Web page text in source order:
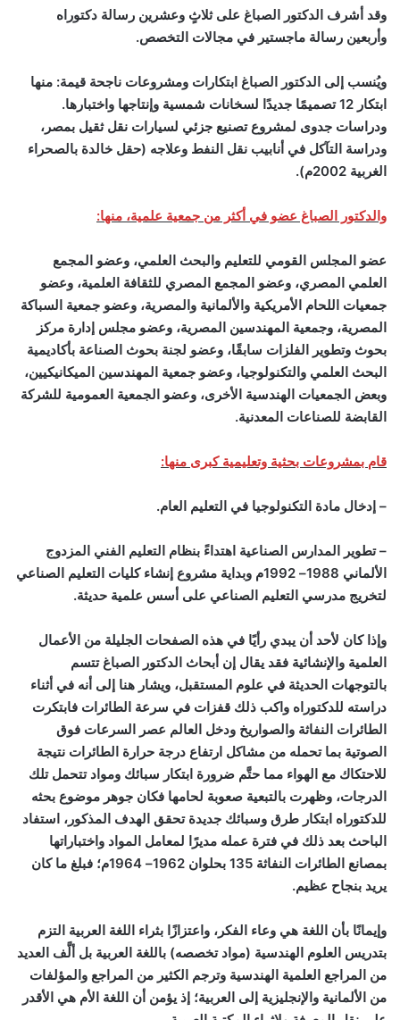
وقد أشرف الدكتور الصباغ على ثلاثٍ وعشرين رسالة دكتوراه
وأربعين رسالة ماجستير في مجالات التخصص.
ويُنسب إلى الدكتور الصباغ ابتكارات ومشروعات ناجحة قيمة: منها
ابتكار 12 تصميمًا جديدًا لسخانات شمسية وإنتاجها واختبارها.
ودراسات جدوى لمشروع تصنيع جزئي لسيارات نقل ثقيل بمصر،
ودراسة التآكل في أنابيب نقل النفط وعلاجه (حقل خالدة بالصحراء
الغربية 2002م).
والدكتور الصباغ عضو في أكثر من جمعية علمية، منها:
عضو المجلس القومي للتعليم والبحث العلمي، وعضو المجمع
العلمي المصري، وعضو المجمع المصري للثقافة العلمية، وعضو
جمعيات اللحام الأمريكية والألمانية والمصرية، وعضو جمعية السباكة
المصرية، وجمعية المهندسين المصرية، وعضو مجلس إدارة مركز
بحوث وتطوير الفلزات سابقًا، وعضو لجنة بحوث الصناعة بأكاديمية
البحث العلمي والتكنولوجيا، وعضو جمعية المهندسين الميكانيكيين،
وبعض الجمعيات الهندسية الأخرى، وعضو الجمعية العمومية للشركة
القابضة للصناعات المعدنية.
قام بمشروعات بحثية وتعليمية كبرى منها:
– إدخال مادة التكنولوجيا في التعليم العام.
– تطوير المدارس الصناعية اهتداءً بنظام التعليم الفني المزدوج
الألماني 1988– 1992م وبداية مشروع إنشاء كليات التعليم الصناعي
لتخريج مدرسي التعليم الصناعي على أسس علمية حديثة.
وإذا كان لأحد أن يبدي رأيًا في هذه الصفحات الجليلة من الأعمال
العلمية والإنشائية فقد يقال إن أبحاث الدكتور الصباغ تتسم
بالتوجهات الحديثة في علوم المستقبل، ويشار هنا إلى أنه في أثناء
دراسته للدكتوراه واكب ذلك قفزات في سرعة الطائرات فابتكرت
الطائرات النفاثة والصواريخ ودخل العالم عصر السرعات فوق
الصوتية بما تحمله من مشاكل ارتفاع درجة حرارة الطائرات نتيجة
للاحتكاك مع الهواء مما حتَّم ضرورة ابتكار سبائك ومواد تتحمل تلك
الدرجات، وظهرت بالتبعية صعوبة لحامها فكان جوهر موضوع بحثه
للدكتوراه ابتكار طرق وسبائك جديدة تحقق الهدف المذكور، استفاد
الباحث بعد ذلك في فترة عمله مديرًا لمعامل المواد واختباراتها
بمصانع الطائرات النفاثة 135 بحلوان 1962– 1964م؛ فبلغ ما كان
يريد بنجاح عظيم.
وإيمانًا بأن اللغة هي وعاء الفكر، واعتزازًا بثراء اللغة العربية التزم
بتدريس العلوم الهندسية (مواد تخصصه) باللغة العربية بل ألَّف العديد
من المراجع العلمية الهندسية وترجم الكثير من المراجع والمؤلفات
من الألمانية والإنجليزية إلى العربية؛ إذ يؤمن أن اللغة الأم هي الأقدر